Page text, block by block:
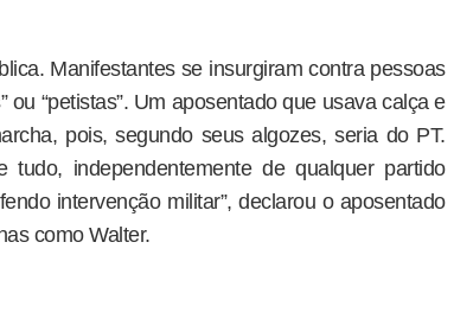
Manifestantes se insurgiram contra pessoas
ou “petistas”. Um aposentado que usava calça e
pois, segundo seus algozes, seria do PT.
independentemente de qualquer partido
intervenção militar”, declarou o aposentado
como Walter.